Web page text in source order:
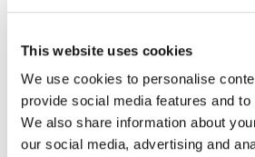
This website uses cookies
We use cookies to personalise
provide social media features and
We also share information about
our social media, advertising and
Supernatural– A
supernatural